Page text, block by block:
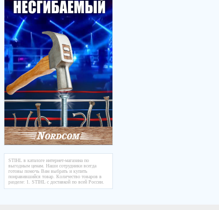
STIHL в каталоге интернет-магазина по
выгодным ценам. Наши сотрудники всегда
готовы помочь Вам выбрать и купить
понравившийся товар. Количество товаров в
разделе: 1. STIHL с доставкой по всей России.